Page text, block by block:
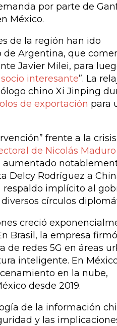
por parte de
México.
de la región han ido
Argentina, que
Javier Milei, para
interesante”. La
chino Xi Jinping
de exportación para
frente a la crisis
de Nicolás Maduro
aumentado
Delcy Rodríguez a
implícito al
círculos
creció
Brasil, la empresa firmó
de redes 5G en áreas
inteligente. En
en la nube,
desde 2019.
de la información
y las